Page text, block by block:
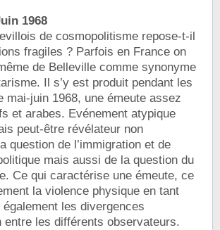
1968
de cosmopolitisme repose-t-il
fragiles ? Parfois en France on
de Belleville comme synonyme
Il s’y est produit pendant les
mai-juin 1968, une émeute assez
et arabes. Evénement atypique
peut-être révélateur non
question de l’immigration et de
mais aussi de la question du
Ce qui caractérise une émeute, ce
la violence physique en tant
les divergences
entre les différents observateurs.